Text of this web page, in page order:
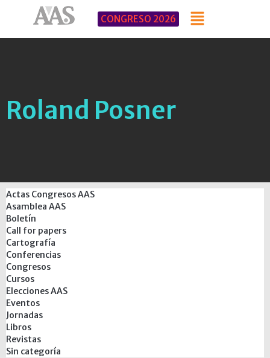
CONGRESO 2026
Roland Posner
Actas Congresos AAS
Asamblea AAS
Boletín
Call for papers
Cartografía
Conferencias
Congresos
Cursos
Elecciones AAS
Eventos
Jornadas
Libros
Revistas
Sin categoría